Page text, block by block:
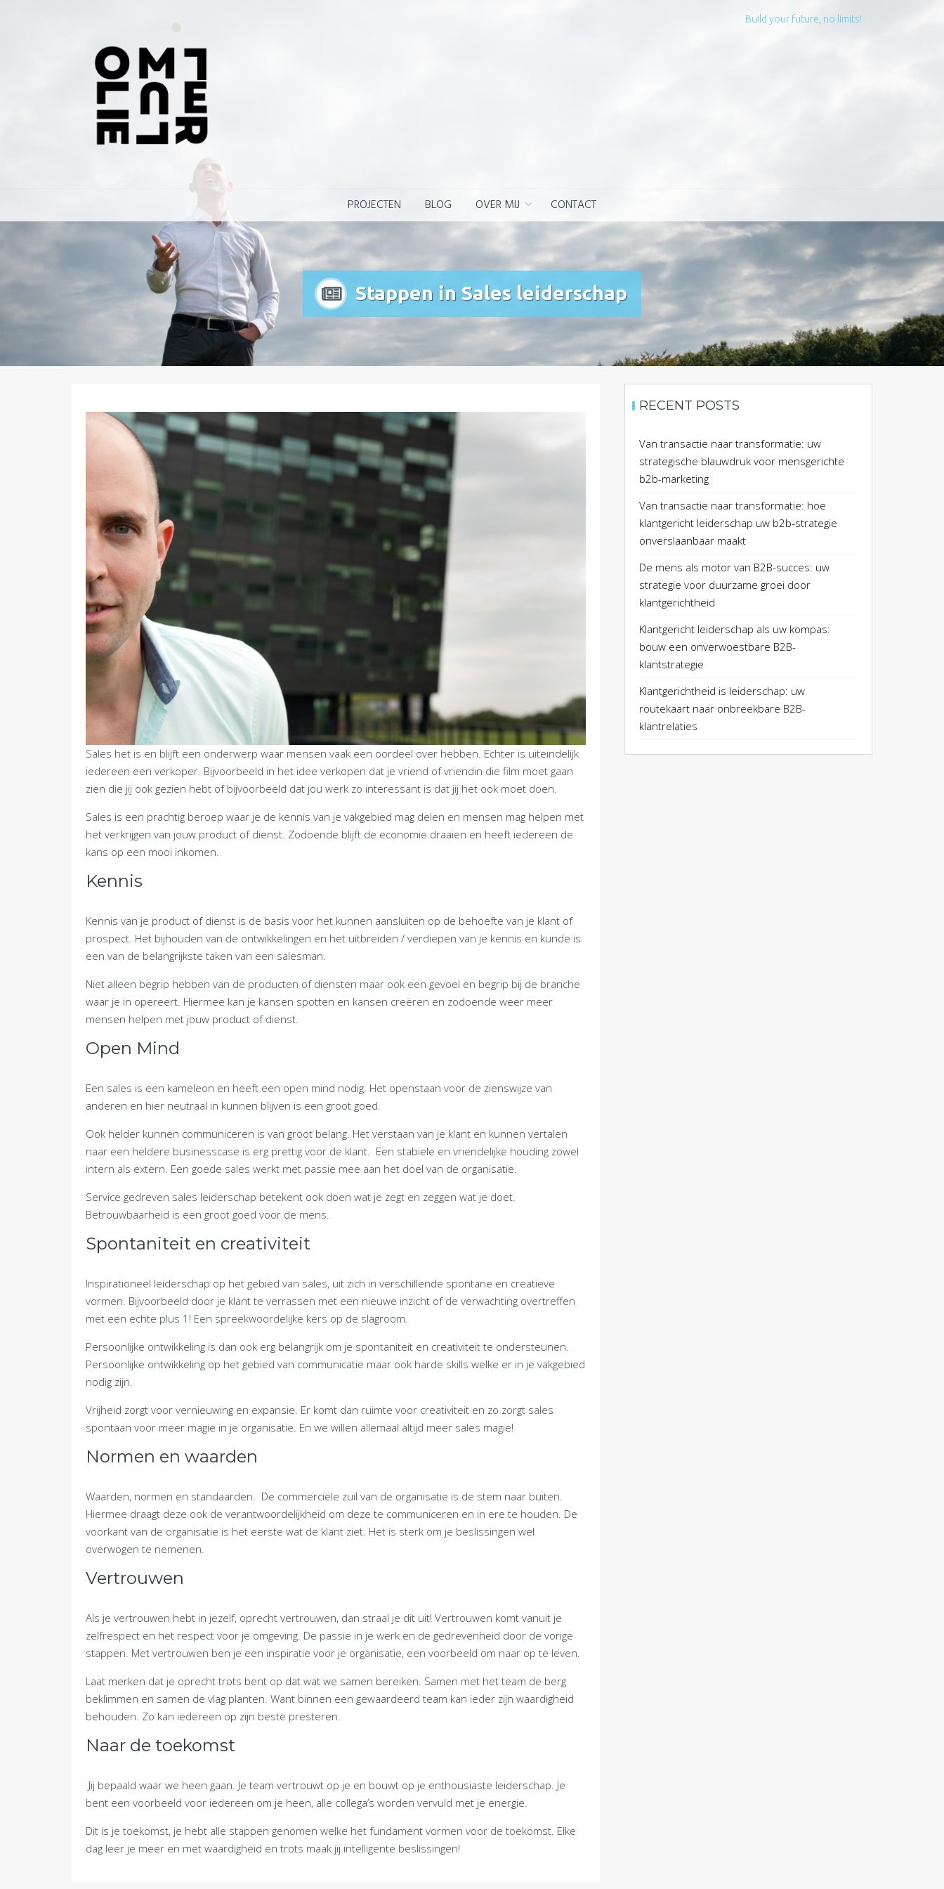
Build your future, no limits!
PROJECTEN BLOG OVER MIJ CONTACT
Stappen in Sales leiderschap
Sales het is en blijft een onderwerp waar mensen vaak een oordeel over hebben. Echter is uiteindelijk
iedereen een verkoper. Bijvoorbeeld in het idee verkopen dat je vriend of vriendin die film moet gaan
zien die jij ook gezien hebt of bijvoorbeeld dat jou werk zo interessant is dat jij het ook moet doen.
Sales is een prachtig beroep waar je de kennis van je vakgebied mag delen en mensen mag helpen met
het verkrijgen van jouw product of dienst. Zodoende blijft de economie draaien en heeft iedereen de
kans op een mooi inkomen.
Kennis
Kennis van je product of dienst is de basis voor het kunnen aansluiten op de behoefte van je klant of
prospect. Het bijhouden van de ontwikkelingen en het uitbreiden / verdiepen van je kennis en kunde is
een van de belangrijkste taken van een salesman.
Niet alleen begrip hebben van de producten of diensten maar ook een gevoel en begrip bij de branche
waar je in opereert. Hiermee kan je kansen spotten en kansen creëren en zodoende weer meer
mensen helpen met jouw product of dienst.
Open Mind
Een sales is een kameleon en heeft een open mind nodig. Het openstaan voor de zienswijze van
anderen en hier neutraal in kunnen blijven is een groot goed.
Ook helder kunnen communiceren is van groot belang. Het verstaan van je klant en kunnen vertalen
naar een heldere businesscase is erg prettig voor de klant. Een stabiele en vriendelijke houding zowel
intern als extern. Een goede sales werkt met passie mee aan het doel van de organisatie.
Service gedreven sales leiderschap betekent ook doen wat je zegt en zeggen wat je doet.
Betrouwbaarheid is een groot goed voor de mens.
Spontaniteit en creativiteit
Inspirationeel leiderschap op het gebied van sales, uit zich in verschillende spontane en creatieve
vormen. Bijvoorbeeld door je klant te verrassen met een nieuwe inzicht of de verwachting overtreffen
met een echte plus 1! Een spreekwoordelijke kers op de slagroom.
Persoonlijke ontwikkeling is dan ook erg belangrijk om je spontaniteit en creativiteit te ondersteunen.
Persoonlijke ontwikkeling op het gebied van communicatie maar ook harde skills welke er in je vakgebied
nodig zijn.
Vrijheid zorgt voor vernieuwing en expansie. Er komt dan ruimte voor creativiteit en zo zorgt sales
spontaan voor meer magie in je organisatie. En we willen allemaal altijd meer sales magie!
Normen en waarden
Waarden, normen en standaarden. De commerciële zuil van de organisatie is de stem naar buiten.
Hiermee draagt deze ook de verantwoordelijkheid om deze te communiceren en in ere te houden. De
voorkant van de organisatie is het eerste wat de klant ziet. Het is sterk om je beslissingen wel
overwogen te nemenen.
Vertrouwen
Als je vertrouwen hebt in jezelf, oprecht vertrouwen, dan straal je dit uit! Vertrouwen komt vanuit je
zelfrespect en het respect voor je omgeving. De passie in je werk en de gedrevenheid door de vorige
stappen. Met vertrouwen ben je een inspiratie voor je organisatie, een voorbeeld om naar op te leven.
Laat merken dat je oprecht trots bent op dat wat we samen bereiken. Samen met het team de berg
beklimmen en samen de vlag planten. Want binnen een gewaardeerd team kan ieder zijn waardigheid
behouden. Zo kan iedereen op zijn beste presteren.
Naar de toekomst
Jij bepaald waar we heen gaan. Je team vertrouwt op je en bouwt op je enthousiaste leiderschap. Je
bent een voorbeeld voor iedereen om je heen, alle collega’s worden vervuld met je energie.
Dit is je toekomst, je hebt alle stappen genomen welke het fundament vormen voor de toekomst. Elke
dag leer je meer en met waardigheid en trots maak jij intelligente beslissingen!
RECENT POSTS
Van transactie naar transformatie: uw
strategische blauwdruk voor mensgerichte
b2b-marketing
Van transactie naar transformatie: hoe
klantgericht leiderschap uw b2b-strategie
onverslaanbaar maakt
De mens als motor van B2B-succes: uw
strategie voor duurzame groei door
klantgerichtheid
Klantgericht leiderschap als uw kompas:
bouw een onverwoestbare B2B-
klantstrategie
Klantgerichtheid is leiderschap: uw
routekaart naar onbreekbare B2B-
klantrelaties